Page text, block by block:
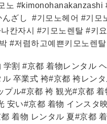
노 #kimonohanakanzashi
んざし
#기모노헤어 #기모
칸자시 #기모노렌탈 #키
#저렴하고예쁜키모노렌
学割 #京都 着物レンタル
卒業式 袴#京都 袴レン
プル#京都 袴 観光#京都
安い#京都 着物 インスタ
着物 レンタル 夏#京都